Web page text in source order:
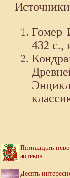
Гомер
432 с.,
Пятнадцать
ацтеков
Десять